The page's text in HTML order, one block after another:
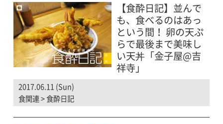
【食酔日記】並んで
も、食べるのはあっ
という間！ 卵の天ぷ
らで最後まで美味し
い天丼「金子屋@吉
祥寺」
2017.06.11 (Sun)
食関連>食酔日記